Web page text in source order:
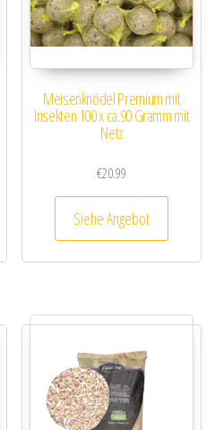
Meisenknödel Premium mit
Insekten 100 x ca.90 Gramm mit
Netz
€20.99
Siehe Angebot